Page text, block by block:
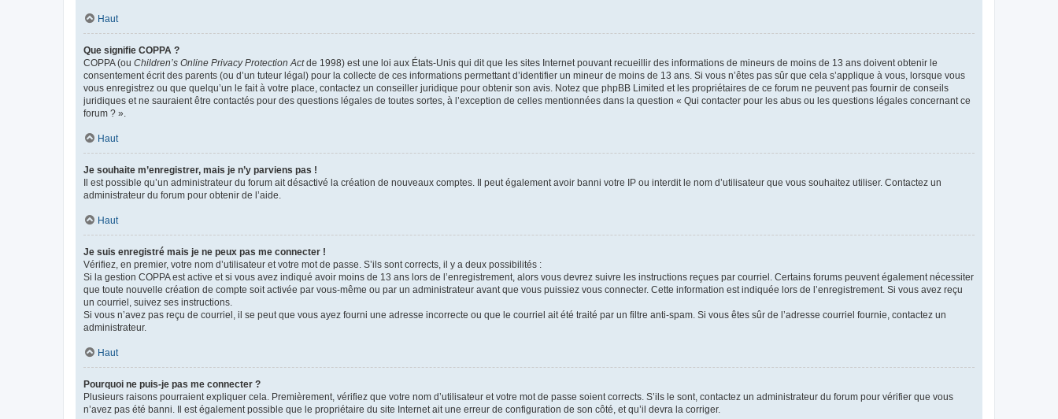
Haut
Que signifie COPPA ?
COPPA (ou Children’s Online Privacy Protection Actde 1998) est une loi aux États-Unis qui dit que les sites Internet pouvant recueillir des informations de mineurs de moins de 13 ans doivent obtenir le
consentement écrit des parents (ou d’un tuteur légal) pour la collecte de ces informations permettant d’identifier un mineur de moins de 13 ans. Si vous n’êtes pas sûr que cela s’applique à vous, lorsque vous
vous enregistrez ou que quelqu’un le fait à votre place, contactez un conseiller juridique pour obtenir son avis. Notez que phpBB Limited et les propriétaires de ce forum ne peuvent pas fournir de conseils
juridiques et ne sauraient être contactés pour des questions légales de toutes sortes, à l’exception de celles mentionnées dans la question « Qui contacter pour les abus ou les questions légales concernant ce
forum ? ».
Haut
Je souhaite m’enregistrer, mais je n’y parviens pas !
Il est possible qu’un administrateur du forum ait désactivé la création de nouveaux comptes. Il peut également avoir banni votre IP ou interdit le nom d’utilisateur que vous souhaitez utiliser. Contactez un
administrateur du forum pour obtenir de l’aide.
Haut
Je suis enregistré mais je ne peux pas me connecter !
Vérifiez, en premier, votre nom d’utilisateur et votre mot de passe. S’ils sont corrects, il y a deux possibilités :
Si la gestion COPPA est active et si vous avez indiqué avoir moins de 13 ans lors de l’enregistrement, alors vous devrez suivre les instructions reçues par courriel. Certains forums peuvent également nécessiter
que toute nouvelle création de compte soit activée par vous-même ou par un administrateur avant que vous puissiez vous connecter. Cette information est indiquée lors de l’enregistrement. Si vous avez reçu
un courriel, suivez ses instructions.
Si vous n’avez pas reçu de courriel, il se peut que vous ayez fourni une adresse incorrecte ou que le courriel ait été traité par un filtre anti-spam. Si vous êtes sûr de l’adresse courriel fournie, contactez un
administrateur.
Haut
Pourquoi ne puis-je pas me connecter ?
Plusieurs raisons pourraient expliquer cela. Premièrement, vérifiez que votre nom d’utilisateur et votre mot de passe soient corrects. S’ils le sont, contactez un administrateur du forum pour vérifier que vous
n’avez pas été banni. Il est également possible que le propriétaire du site Internet ait une erreur de configuration de son côté, et qu’il devra la corriger.